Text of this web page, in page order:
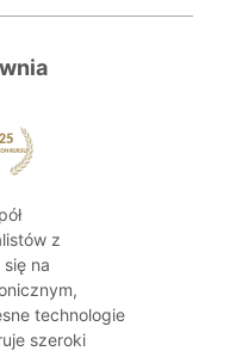
z
na
technologie
szeroki